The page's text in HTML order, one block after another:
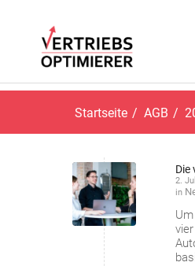
Startseite / AGB /
Die
2.
in